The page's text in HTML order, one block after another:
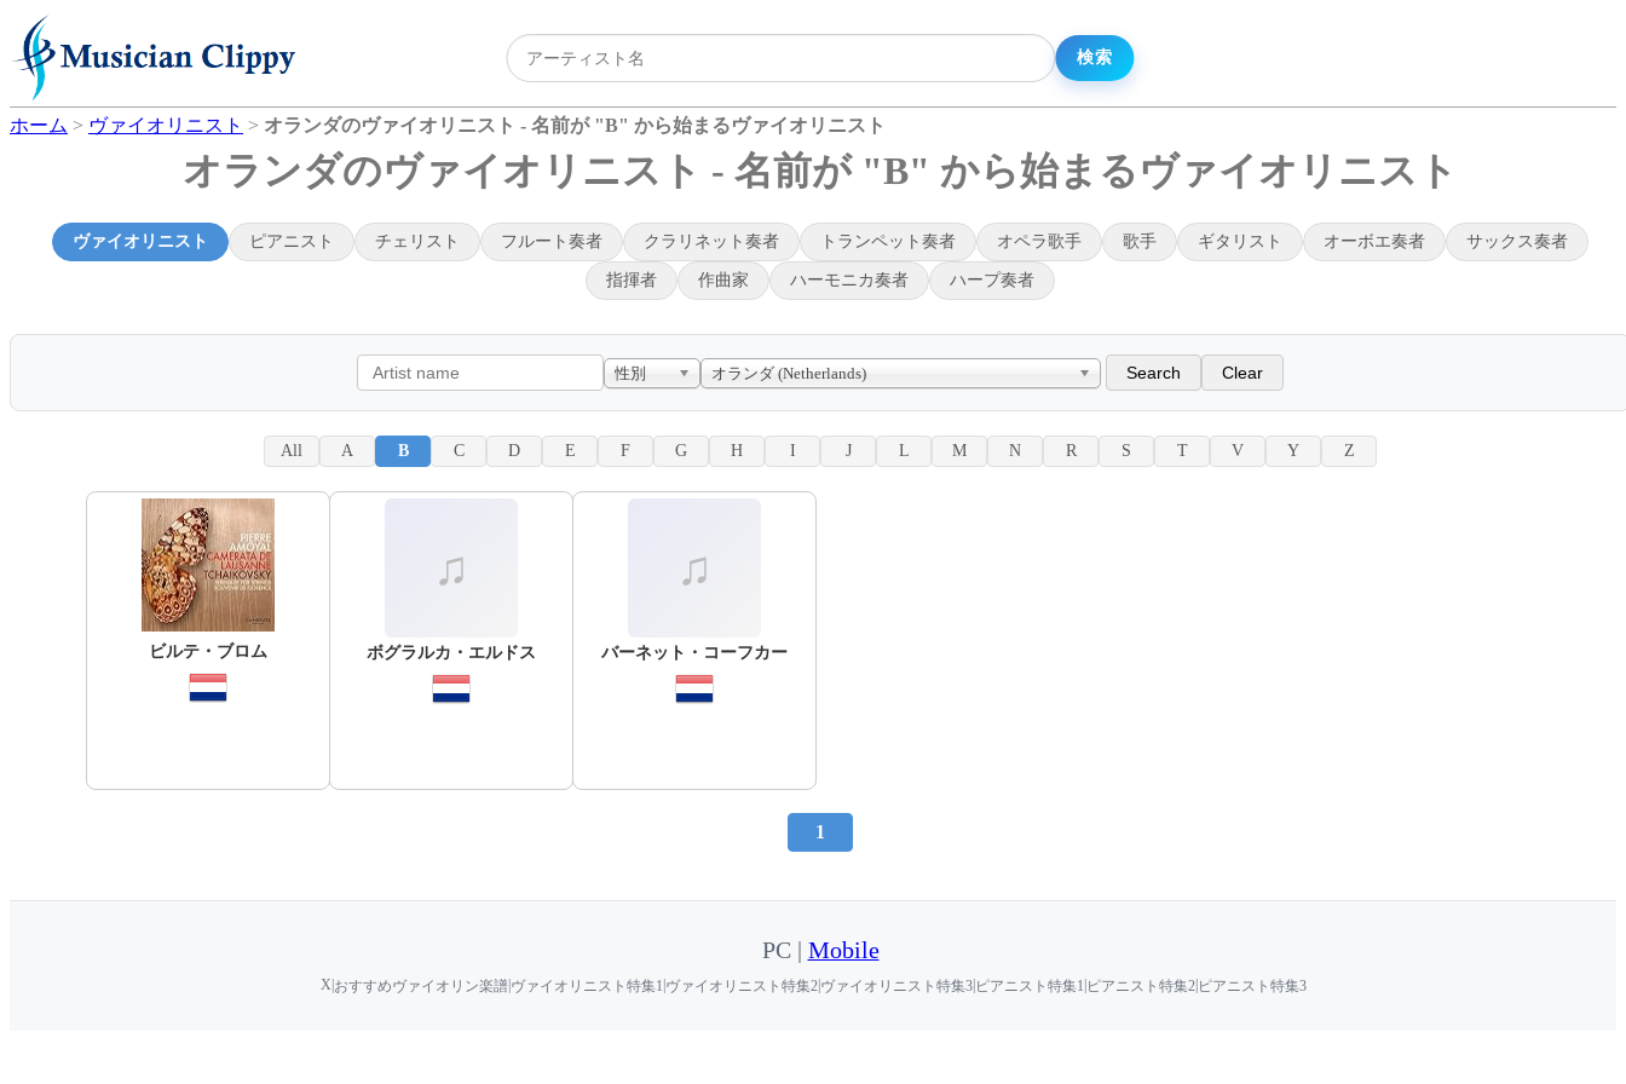
ホーム > ヴァイオリニスト > オランダのヴァイオリニスト - 名前が "B" から始まるヴァイオリニスト
オランダのヴァイオリニスト - 名前が "B" から始まるヴァイオリニスト
ヴァイオリニスト ピアニスト チェリスト フルート奏者 クラリネット奏者 トランペット奏者 オペラ歌手 歌手 ギタリスト オーボエ奏者 サックス奏者
指揮者 作曲家 ハーモニカ奏者 ハープ奏者
性別 オランダ (Netherlands)
All A B C D E F G H I J L M N R S T V Y Z
ビルテ・ブロム ボグラルカ・エルドス バーネット・コーフカー
1
PC | Mobile
X| おすすめヴァイオリン楽譜| ヴァイオリニスト特集1 ヴァイオリニスト特集2 ヴァイオリニスト特集3| ピアニスト特集1 ピアニスト特集2 ピアニスト特集3